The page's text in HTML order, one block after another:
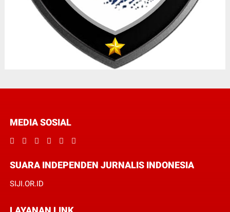
MEDIA SOSIAL
SUARA INDEPENDEN JURNALIS INDONESIA
SIJI.OR.ID